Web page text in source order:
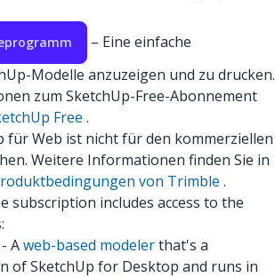
– Eine einfache
Modelle anzuzeigen und zu drucken.
zum SketchUp-Free-Abonnement
Free .
für Web ist nicht für den kommerziellen
Weitere Informationen finden Sie in
von Trimble .
subscription includes access to the
- Aweb-based modelerthat's a
of SketchUp for Desktop and runs in